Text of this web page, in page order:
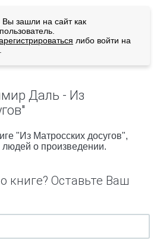
зашли на сайт как
либо войти на
Даль - Из
"Из Матросских досугов",
о произведении.
книге? Оставьте Ваш